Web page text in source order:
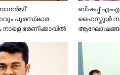
പുരസ്‌കാര
ഭരണിക്കാവിൽ
ബിഷപ്പ്
ഹൈസ്കൂൾ